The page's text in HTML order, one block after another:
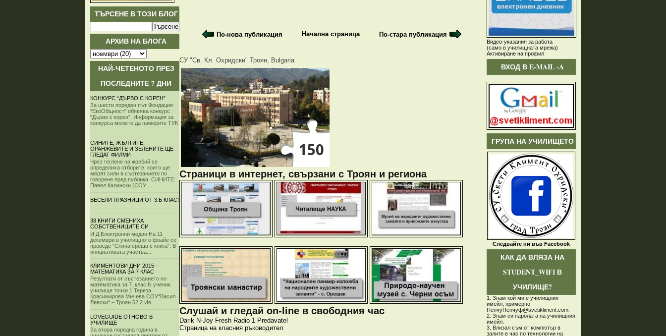
ТЪРСЕНЕ В ТОЗИ БЛОГ
АРХИВ НА БЛОГА
НАЙ-ЧЕТЕНОТО ПРЕЗ
ПОСЛЕДНИТЕ 7 ДНИ
КОНКУРС “ДЪРВО С КОРЕН”
За шести пореден път Фондация
“ЕкоОбщност” обявява конкурс
“Дърво с корен”. Информация за
конкурса можете да намерите ТУК
СИНИТЕ, ЖЪЛТИТЕ,
ОРАНЖЕВИТЕ И ЗЕЛЕНИТЕ ЩЕ
ГЛЕДАТ ФИЛМИ
Чрез теглене на жребий се
определиха отборите, които ще
мерят сили в състезанието по
говорене пред публика. СИНИТЕ:
Павел Калински (СОУ ...
ВЕСЕЛИ ПРАЗНИЦИ ОТ 3.Б КЛАС!
38 КНИГИ СМЕНИХА
СОБСТВЕНИЦИТЕ СИ
И Д Електронни медии На 11
декември в училищното фоайе се
проведе "Сляпа среща с книга". В
инициативата участва...
КЛИМЕНТОВИ ДНИ 2015 -
МАТЕМАТИКА ЗА 7 КЛАС
Резултати от състезанието по
математика за 7. клас N ученик
училище точки 1 Тереза
Красимирова Мичева СОУ“Васил
Левски“ – Троян 52 2 Ив...
LOVEGUIDE ОТНОВО В
УЧИЛИЩЕ
За втора поредна година в
По-нова публикация По-стара публикация
Начална страница
СУ "Св. Кл. Охридски" Троян, Bulgaria
Страници в интернет, свързани с Троян и региона
Слушай и гледай on-line в свободния час
Darik N-Joy Fresh Radio 1 Predavatel
Страница на класния ръководител
Видео-указания за работа
(само в училищната мрежа)
Активиране на профил
ВХОД В E-MAIL -A
ГРУПА НА УЧИЛИЩЕТО
Следвайте ни във Facebook
КАК ДА ВЛЯЗА НА
STUDENT_WIFI В
УЧИЛИЩЕ?
1. Знам кой ми е училищния
имейл, примерно
ПенчуПенчуф@svetikliment.com.
2. Знам си паролата на училищния
имейл.
3. Влизал съм от компютър в
залите в час по технологии на